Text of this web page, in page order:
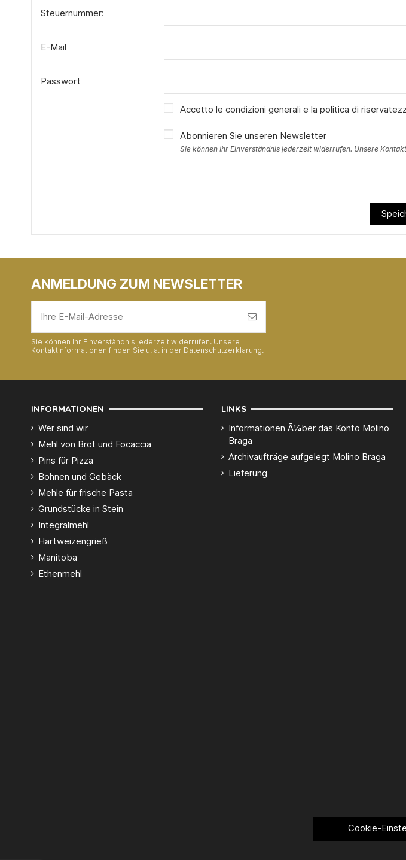
Steuernummer:
E-Mail
Passwort
Accetto le condizioni generali e la politica di
Abonnieren Sie unseren Newsletter
Sie können Ihr Einverständnis jederzeit widerrufen. Unsere
ANMELDUNG ZUM NEWSLETTER
Sie können Ihr Einverständnis jederzeit widerrufen. Unsere
Kontaktinformationen finden Sie u. a. in der Datenschutzerklärung.
INFORMATIONEN
Wer sind wir
Mehl von Brot und Focaccia
Pins für Pizza
Bohnen und Gebäck
Mehle für frische Pasta
Grundstücke in Stein
Integralmehl
Hartweizengrieß
Manitoba
Ethenmehl
LINKS
Informationen Ã1⁄4ber das Konto Molino
Braga
Archivaufträge aufgelegt Molino Braga
Lieferung
Cookie-